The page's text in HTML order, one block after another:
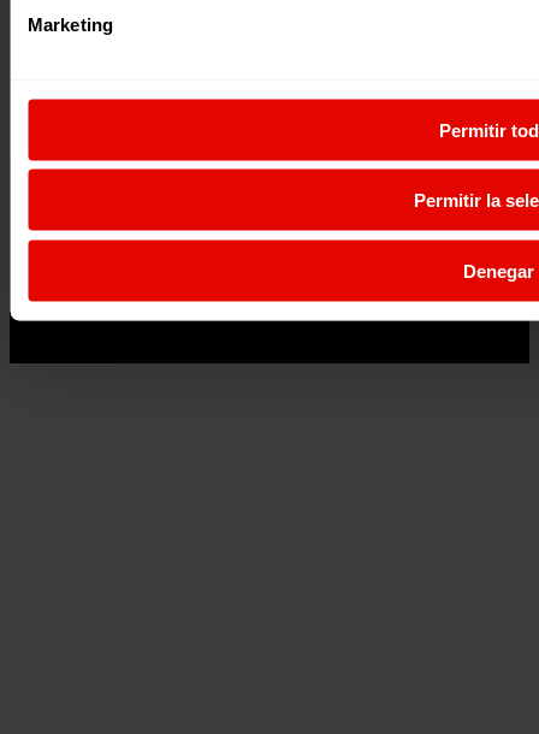
Marketing
Permitir
Permitir la
Denegar